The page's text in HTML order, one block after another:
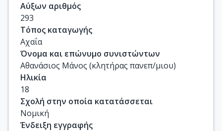
Αύξων αριθμός
293
Τόπος καταγωγής
Αχαΐα
Όνομα και επώνυμο συνιστώντων
Αθανάσιος Μάνος (κλητήρας πανεπ/μιου)
Ηλικία
18
Σχολή στην οποία κατατάσσεται
Νομική
Ένδειξη εγγραφής